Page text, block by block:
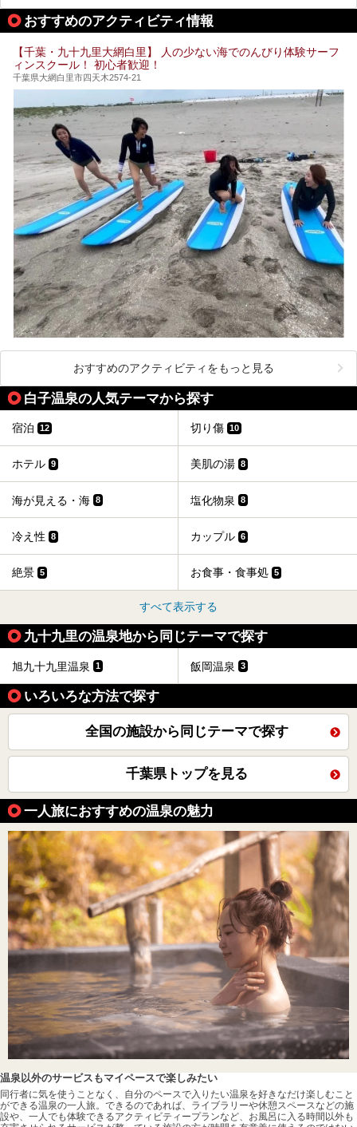
おすすめのアクティビティ情報
【千葉・九十九里大網白里】 人の少ない海でのんびり体験サーフ
ィンスクール！ 初心者歓迎！
千葉県大網白里市四天木2574-21
おすすめのアクティビティをもっと見る
白子温泉の人気テーマから探す
宿泊 12 切り傷 10
ホテル 9 美肌の湯 8
海が見える・海 8 塩化物泉 8
冷え性 8 カップル 6
絶景 5 お食事・食事処 5
すべて表示する
九十九里の温泉地から同じテーマで探す
旭九十九里温泉 1 飯岡温泉 3
いろいろな方法で探す
全国の施設から同じテーマで探す
千葉県トップを見る
一人旅におすすめの温泉の魅力
温泉以外のサービスもマイペースで楽しみたい
同行者に気を使うことなく、自分のペースで入りたい温泉を好きなだけ楽しむこと
ができる温泉の一人旅。できるのであれば、ライブラリーや休憩スペースなどの施
設や、一人でも体験できるアクティビティープランなど、お風呂に入る時間以外も